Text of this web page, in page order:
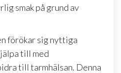
smak på grund av
förökar sig nyttiga
till med
till tarmhälsan. Denna